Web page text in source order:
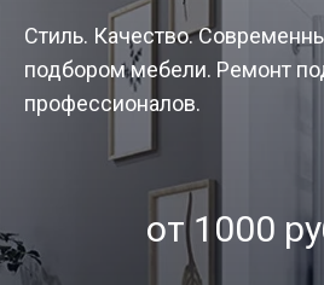
Стиль. Качество.
подбором мебели. Ремонт
профессионалов.
от 1000